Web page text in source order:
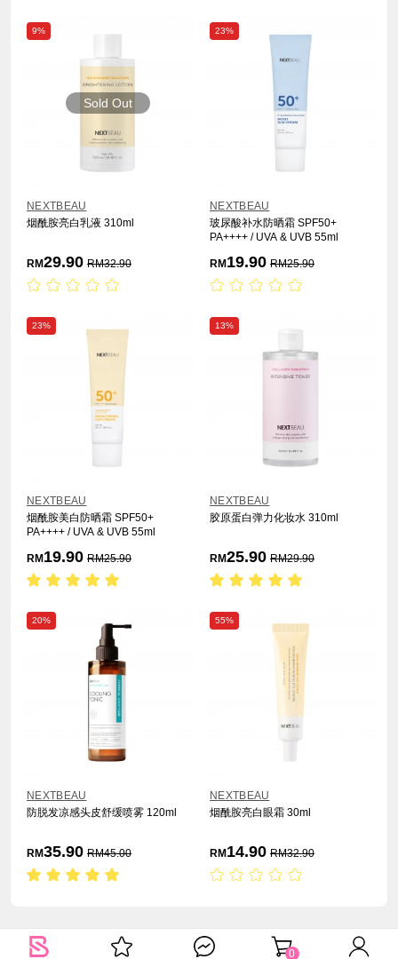
9%
Sold Out
NEXTBEAU
烟酰胺亮白乳液 310ml
RM29.90 RM32.90
23%
NEXTBEAU
玻尿酸补水防晒霜 SPF50+
PA++++ / UVA & UVB 55ml
RM 19.90 RM25.90
23%
NEXTBEAU
烟酰胺美白防晒霜 SPF50+
PA++++ / UVA & UVB 55ml
RM 19.90 RM25.90
13%
NEXTBEAU
胶原蛋白弹力化妆水 310ml
RM25.90 RM29.90
20%
NEXTBEAU
防脱发凉感头皮舒缓喷雾 120ml
RM35.90 RM45.00
55%
NEXTBEAU
烟酰胺亮白眼霜 30ml
RM 14.90 RM32.90
0